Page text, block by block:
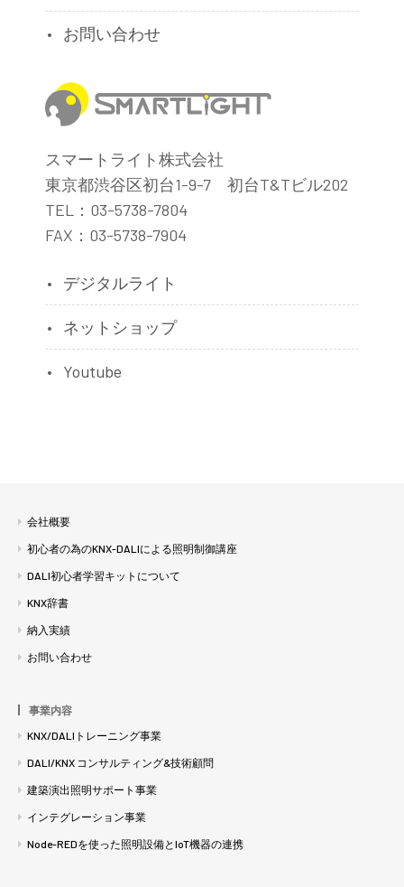
お問い合わせ
スマートライト株式会社
東京都渋谷区初台1-9-7 初台T&Tビル202
TEL：03-5738-7804
FAX：03-5738-7904
デジタルライト
ネットショップ
Youtube
会社概要
初心者の為のKNX-DALIによる照明制御講座
DALI初心者学習キットについて
KNX辞書
納入実績
お問い合わせ
事業内容
KNX/DALIトレーニング事業
DALI/KNX コンサルティング&技術顧問
建築演出照明サポート事業
インテグレーション事業
Node-REDを使った照明設備とIoT機器の連携